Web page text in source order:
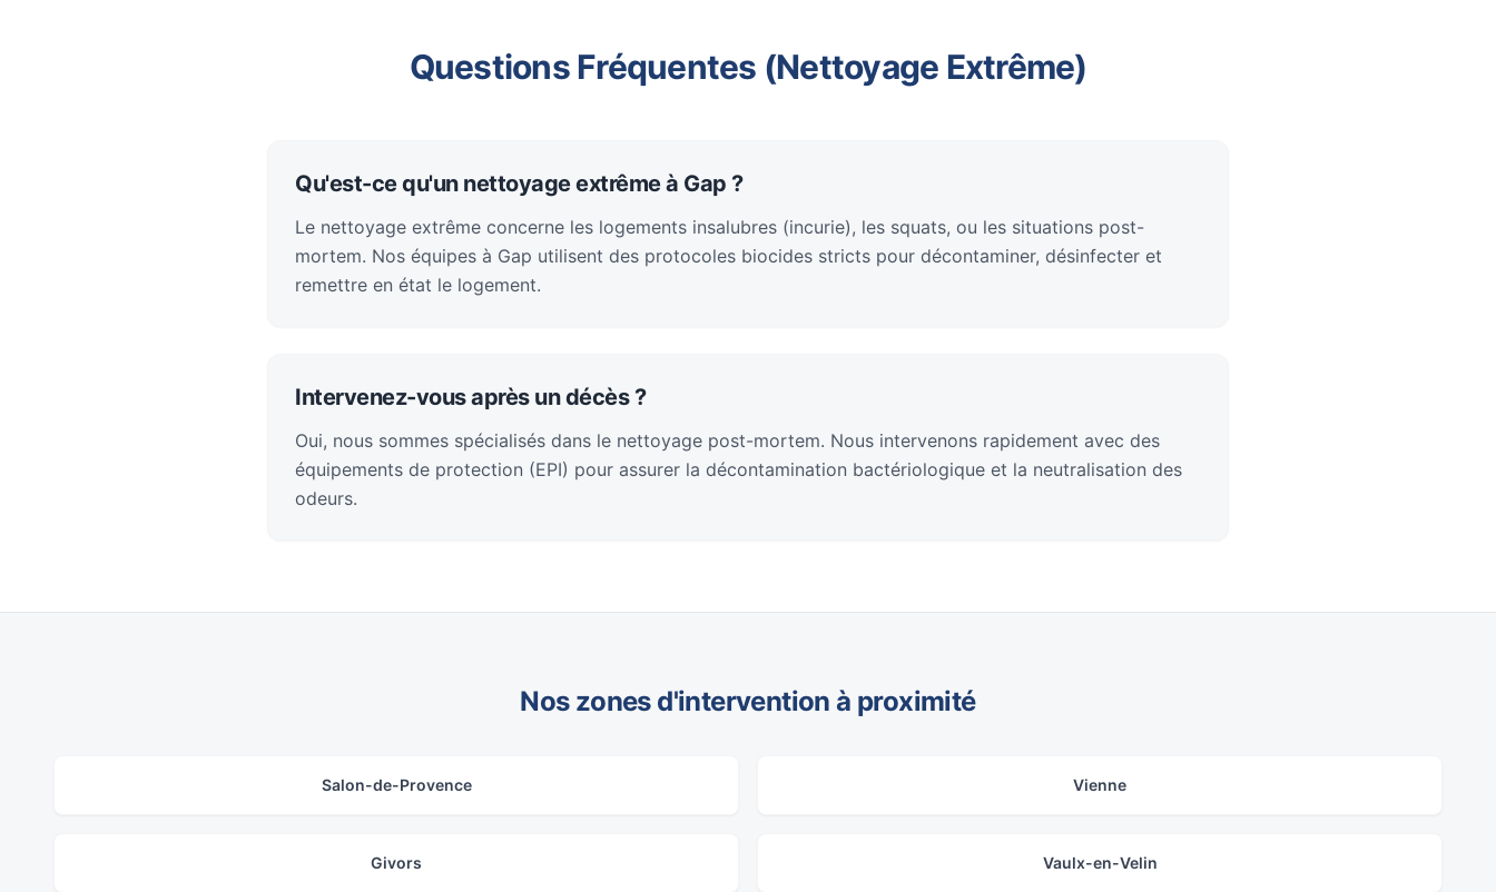
Questions Fréquentes (Nettoyage Extrême)
Qu'est-ce qu'un nettoyage extrême à Gap ?
Le nettoyage extrême concerne les logements insalubres (incurie), les squats, ou les situations post-
mortem. Nos équipes à Gap utilisent des protocoles biocides stricts pour décontaminer, désinfecter et
remettre en état le logement.
Intervenez-vous après un décès ?
Oui, nous sommes spécialisés dans le nettoyage post-mortem. Nous intervenons rapidement avec des
équipements de protection (EPI) pour assurer la décontamination bactériologique et la neutralisation des
odeurs.
Nos zones d'intervention à proximité
Salon-de-Provence Vienne
Givors Vaulx-en-Velin